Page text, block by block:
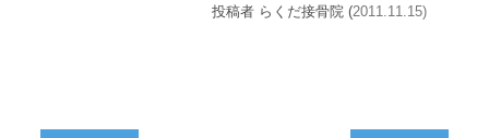
投稿者 らくだ接骨院 (2011.11.15)